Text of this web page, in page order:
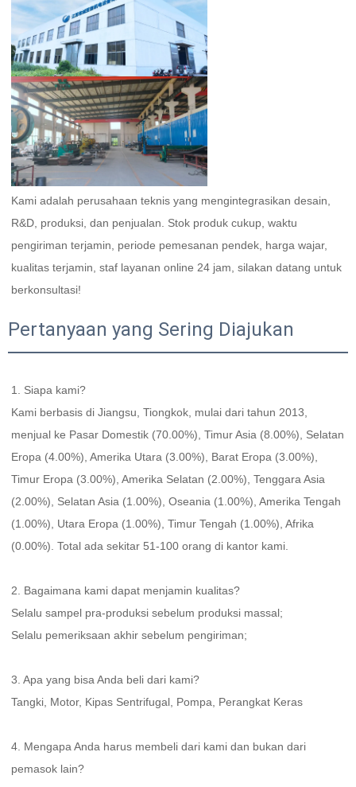
Kami adalah perusahaan teknis yang mengintegrasikan desain,
R&D, produksi, dan penjualan. Stok produk cukup, waktu
pengiriman terjamin, periode pemesanan pendek, harga wajar,
kualitas terjamin, staf layanan online 24 jam, silakan datang untuk
berkonsultasi!
Pertanyaan yang Sering Diajukan
1. Siapa kami?
Kami berbasis di Jiangsu, Tiongkok, mulai dari tahun 2013,
menjual ke Pasar Domestik (70.00%), Timur Asia (8.00%), Selatan
Eropa (4.00%), Amerika Utara (3.00%), Barat Eropa (3.00%),
Timur Eropa (3.00%), Amerika Selatan (2.00%), Tenggara Asia
(2.00%), Selatan Asia (1.00%), Oseania (1.00%), Amerika Tengah
(1.00%), Utara Eropa (1.00%), Timur Tengah (1.00%), Afrika
(0.00%). Total ada sekitar 51-100 orang di kantor kami.
2. Bagaimana kami dapat menjamin kualitas?
Selalu sampel pra-produksi sebelum produksi massal;
Selalu pemeriksaan akhir sebelum pengiriman;
3. Apa yang bisa Anda beli dari kami?
Tangki, Motor, Kipas Sentrifugal, Pompa, Perangkat Keras
4. Mengapa Anda harus membeli dari kami dan bukan dari
pemasok lain?